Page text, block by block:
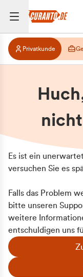
Privatkunde
Es ist ein
versuchen Sie es
Falls das Problem
bitte unseren
weitere
entschuldigen uns